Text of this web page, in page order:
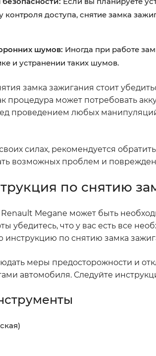
доступа, снятие замка
шумов: Иногда при работе
и устранении таких шумов.
замка зажигания стоит
процедура может потребовать
проведением любых
силах, рекомендуется
возможных проблем и
по снятию
Megane может быть
убедитесь, что у вас есть все
по снятию замка
меры предосторожности и
автомобиля. Следуйте